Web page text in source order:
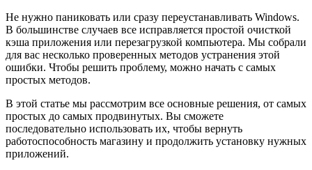
Не нужно паниковать или сразу переустанавливать Windows.
В большинстве случаев все исправляется простой очисткой
кэша приложения или перезагрузкой компьютера. Мы собрали
для вас несколько проверенных методов устранения этой
ошибки. Чтобы решить проблему, можно начать с самых
простых методов.
В этой статье мы рассмотрим все основные решения, от самых
простых до самых продвинутых. Вы сможете
последовательно использовать их, чтобы вернуть
работоспособность магазину и продолжить установку нужных
приложений.